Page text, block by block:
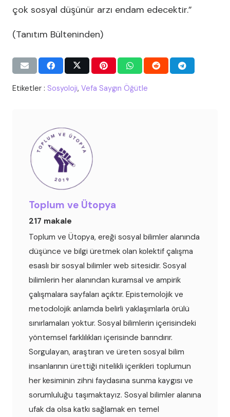
çok sosyal düşünür arzı endam edecektir.”
(Tanıtım Bülteninden)
Etiketler : Sosyoloji, Vefa Saygın Öğütle
Toplum ve Ütopya
217 makale
Toplum ve Ütopya, ereği sosyal bilimler alanında
düşünce ve bilgi üretmek olan kolektif çalışma
esaslı bir sosyal bilimler web sitesidir. Sosyal
bilimlerin her alanından kuramsal ve ampirik
çalışmalara sayfaları açıktır. Epistemolojik ve
metodolojik anlamda belirli yaklaşımlarla örülü
sınırlamaları yoktur. Sosyal bilimlerin içerisindeki
yöntemsel farklılıkları içerisinde barındırır.
Sorgulayan, araştıran ve üreten sosyal bilim
insanlarının ürettiği nitelikli içerikleri toplumun
her kesiminin zihni faydasına sunma kaygısı ve
sorumluluğu taşımaktayız. Sosyal bilimler alanına
ufak da olsa katkı sağlamak en temel